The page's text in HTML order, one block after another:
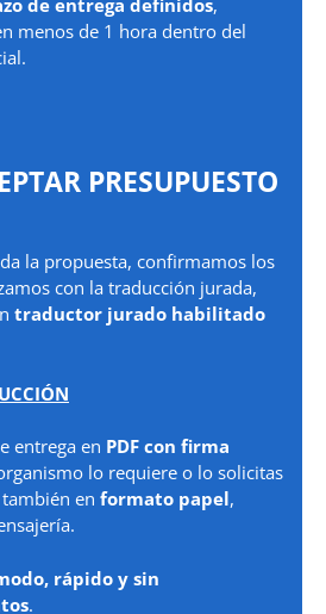
menos de 1 hora dentro del
PRESUPUESTO
la propuesta, confirmamos los
con la traducción jurada,
traductor jurado habilitado
entrega en PDF con firma
lo requiere o lo solicitas
en formato papel,
rápido y sin
.